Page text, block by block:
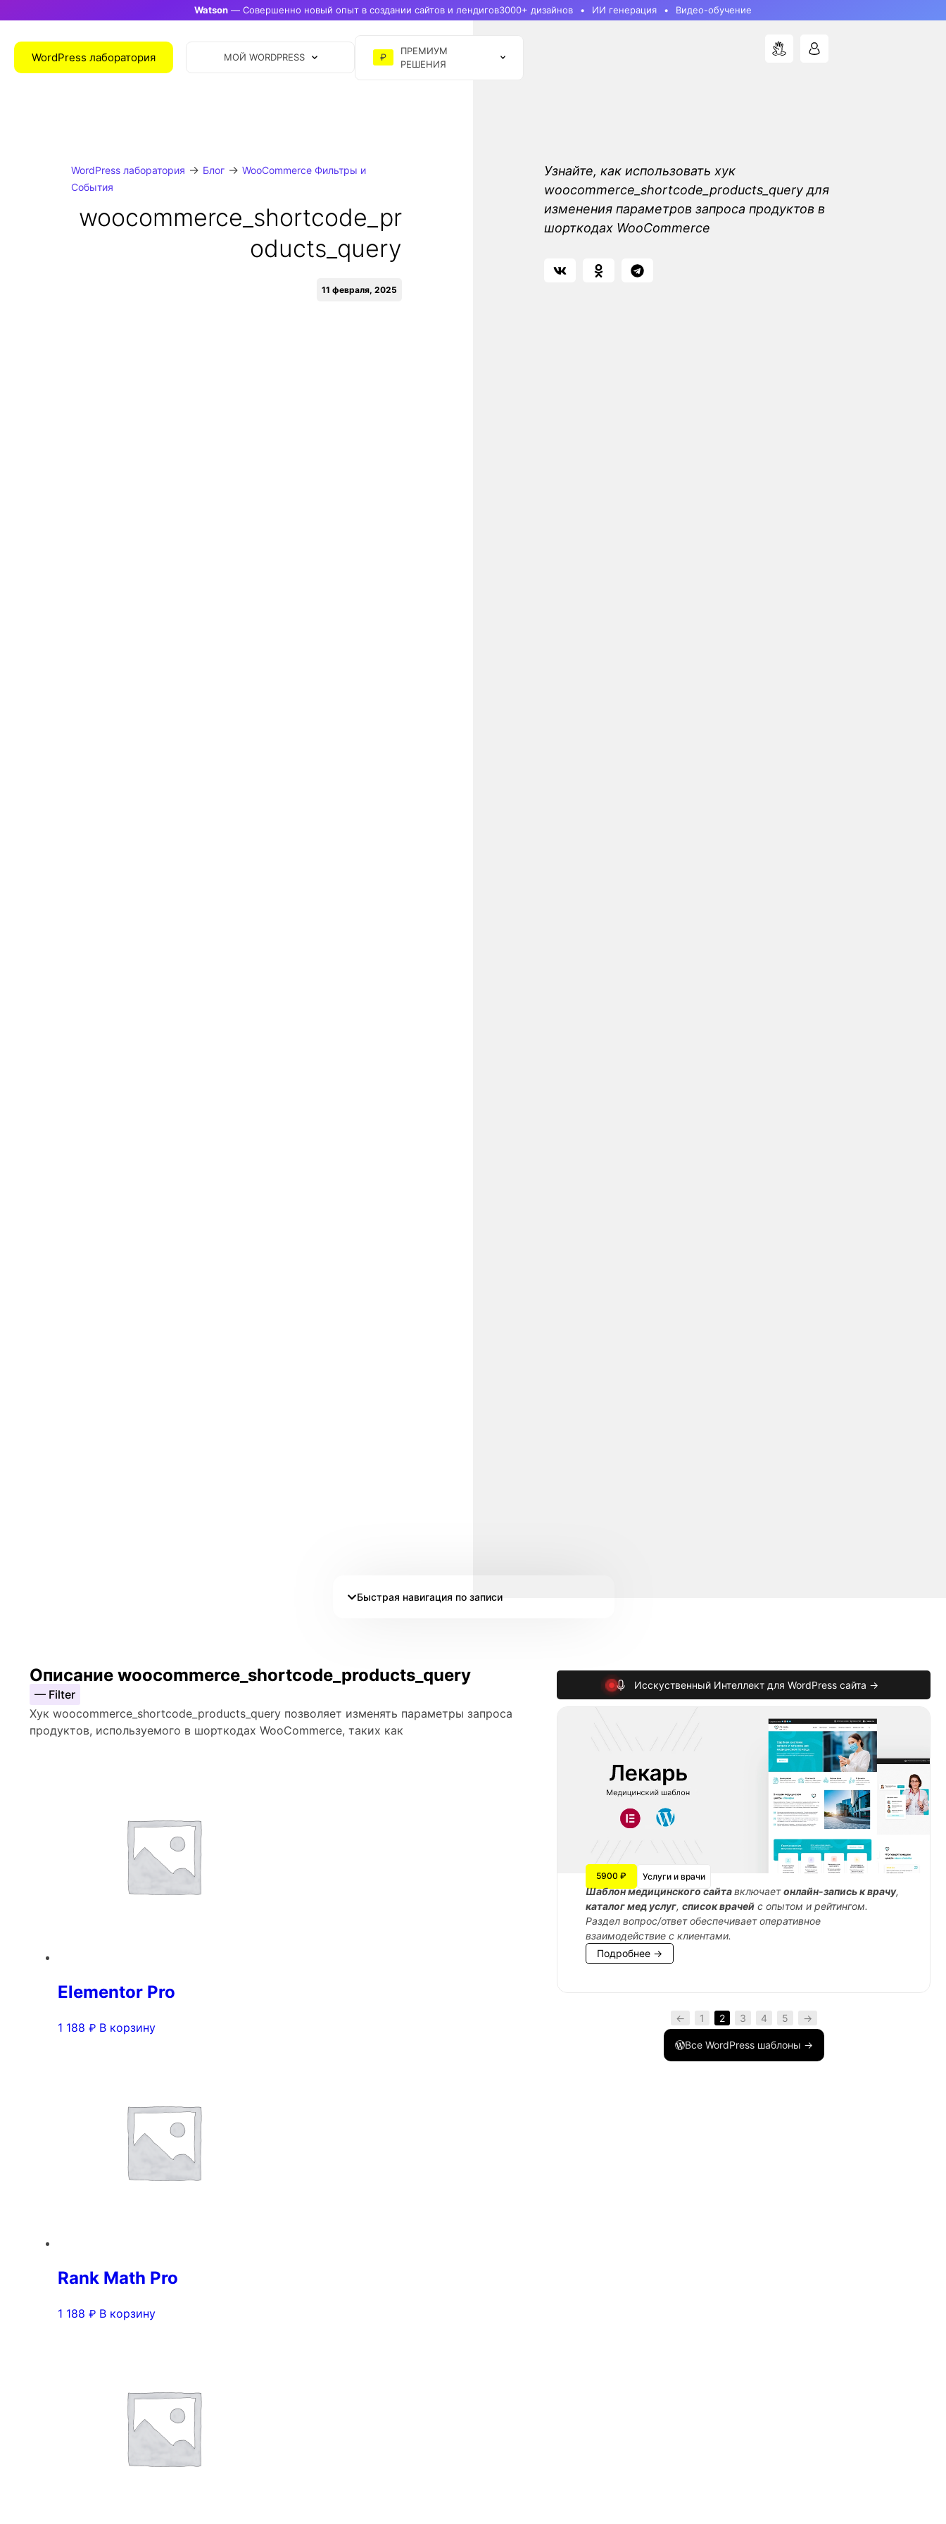
Watson — Совершенно новый опыт в создании сайтов и лендигов3000+ дизайнов ИИ генерация Видео-обучение
WordPress лаборатория МОЙ WORDPRESS ₽
ПРЕМИУМ
РЕШЕНИЯ
WordPress лаборатория → Блог→ WooCommerce Фильтры и
События
woocommerce_shortcode_pr
oducts_query
11 февраля, 2025
Узнайте, как использовать хук
woocommerce_shortcode_products_query для
изменения параметров запроса продуктов в
шорткодах WooCommerce
Быстрая навигация по записи
Описание woocommerce_shortcode_products_query
— Filter
Хук woocommerce_shortcode_products_query позволяет изменять параметры запроса
продуктов, используемого в шорткодах WooCommerce, таких как
Elementor Pro
1 188 ₽ В корзину
Rank Math Pro
1 188 ₽ В корзину
Исскуственный Интеллект для WordPress сайта →
5900 ₽ Услуги и врачи
Шаблон медицинского сайтавключаетонлайн-запись к врачу,
каталог мед услуг,список врачей с опытом и рейтингом.
Раздел вопрос/ответ обеспечивает оперативное
взаимодействие с клиентами.
Подробнее →
← 1 2 3 4 5 →
Все WordPress шаблоны →